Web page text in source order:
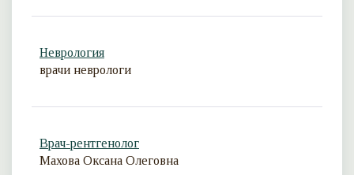
Неврология
врачи неврологи
Врач-рентгенолог
Махова Оксана Олеговна